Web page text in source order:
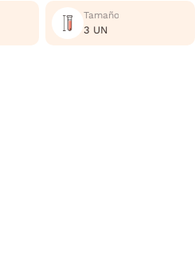
Tamaño
3 UN